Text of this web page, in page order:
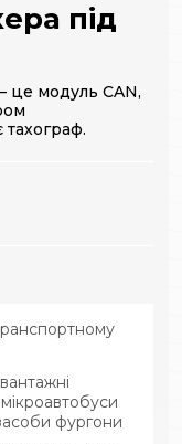
під
це модуль CAN,
вантажні
фургони